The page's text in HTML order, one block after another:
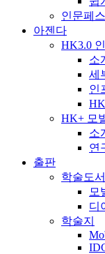
인문페
아젠다
HK3.0
소
세
인
HK+ 모
소
연
출판
학술도서
모
디
학술지